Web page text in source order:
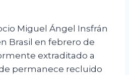
Miguel Ángel Insfrán
Brasil en febrero de
extraditado a
permanece recluido